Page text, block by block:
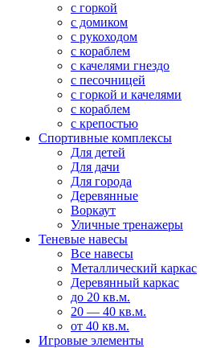
с горкой
с домиком
с рукоходом
с кораблем
с качелями гнездо
с песочницей
с горкой и качелями
с кораблем
с крепостью
Спортивные комплексы
Для детей
Для дачи
Для города
Деревянные
Воркаут
Уличные тренажеры
Теневые навесы
Все навесы
Металлический каркас
Деревянный каркас
до 20 кв.м.
20 — 40 кв.м.
от 40 кв.м.
Игровые элементы